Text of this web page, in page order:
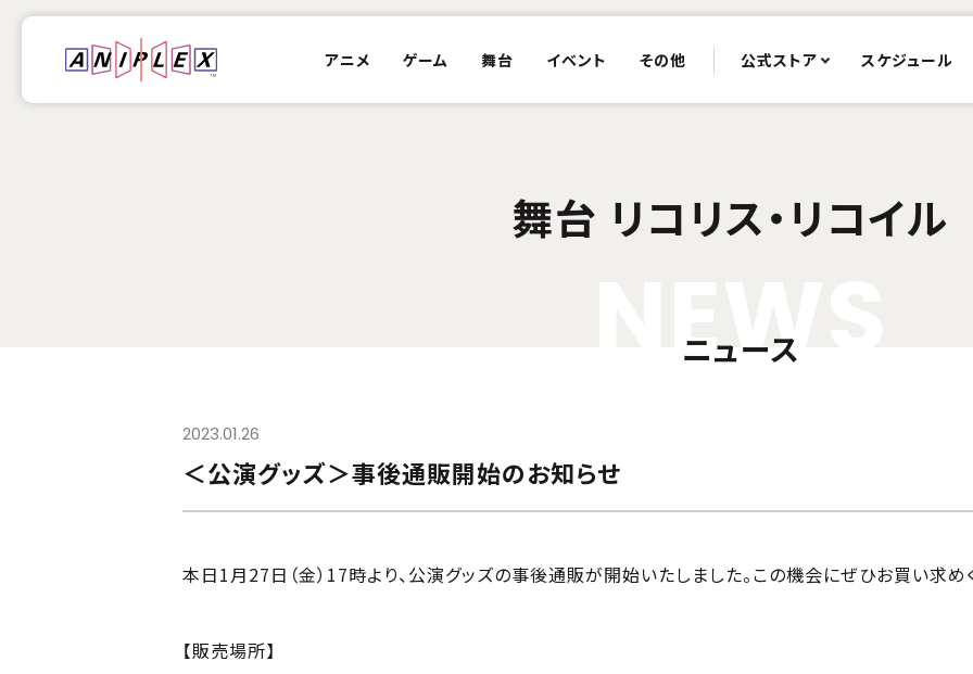
アニメ ゲーム 舞台 イベント その他 公式ストア スケジュール
舞台 リコリス・リコイル
EW
ニュース
2023.01.26
＜公演グッズ＞事後通販開始のお知らせ
本日1月27日（金）17時より、公演グッズの事後通販が開始いたしました。この機会にぜひお買い求め
【販売場所】